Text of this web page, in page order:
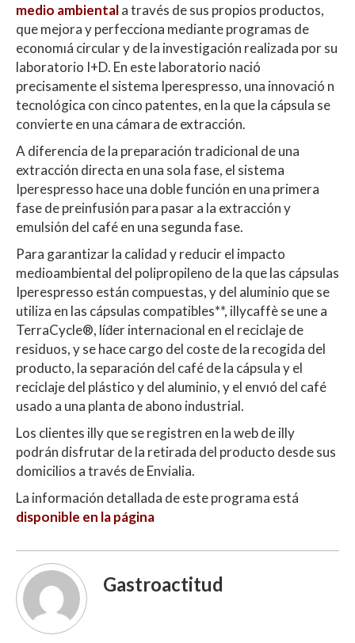
medio ambientala través de sus propios productos,
que mejora y perfecciona mediante programas de
economıá circular y de la investigación realizada por su
laboratorio I+D. En este laboratorio nació
precisamente el sistema Iperespresso, una innovació n
tecnológica con cinco patentes, en la que la cápsula se
convierte en una cámara de extracción.
A diferencia de la preparación tradicional de una
extracción directa en una sola fase, el sistema
Iperespresso hace una doble función en una primera
fase de preinfusión para pasar a la extracción y
emulsión del café en una segunda fase.
Para garantizar la calidad y reducir el impacto
medioambiental del polipropileno de la que las cápsulas
Iperespresso están compuestas, y del aluminio que se
utiliza en las cápsulas compatibles**, illycaffè se une a
TerraCycle®, líd́er internacional en el reciclaje de
residuos, y se hace cargo del coste de la recogida del
producto, la separación del café de la cápsula y el
reciclaje del plástico y del aluminio, y el envıó del café
usado a una planta de abono industrial.
Los clientes illy que se registren en la web de illy
podrán disfrutar de la retirada del producto desde sus
domicilios a través de Envialia.
La información detallada de este programa está
disponible en la página
Gastroactitud